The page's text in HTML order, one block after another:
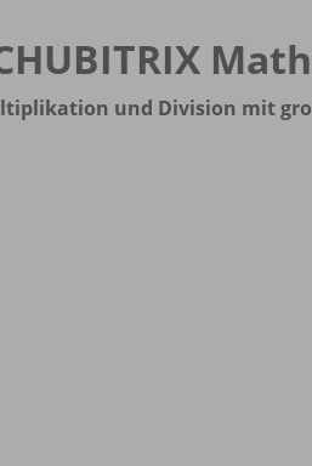
und Division mit